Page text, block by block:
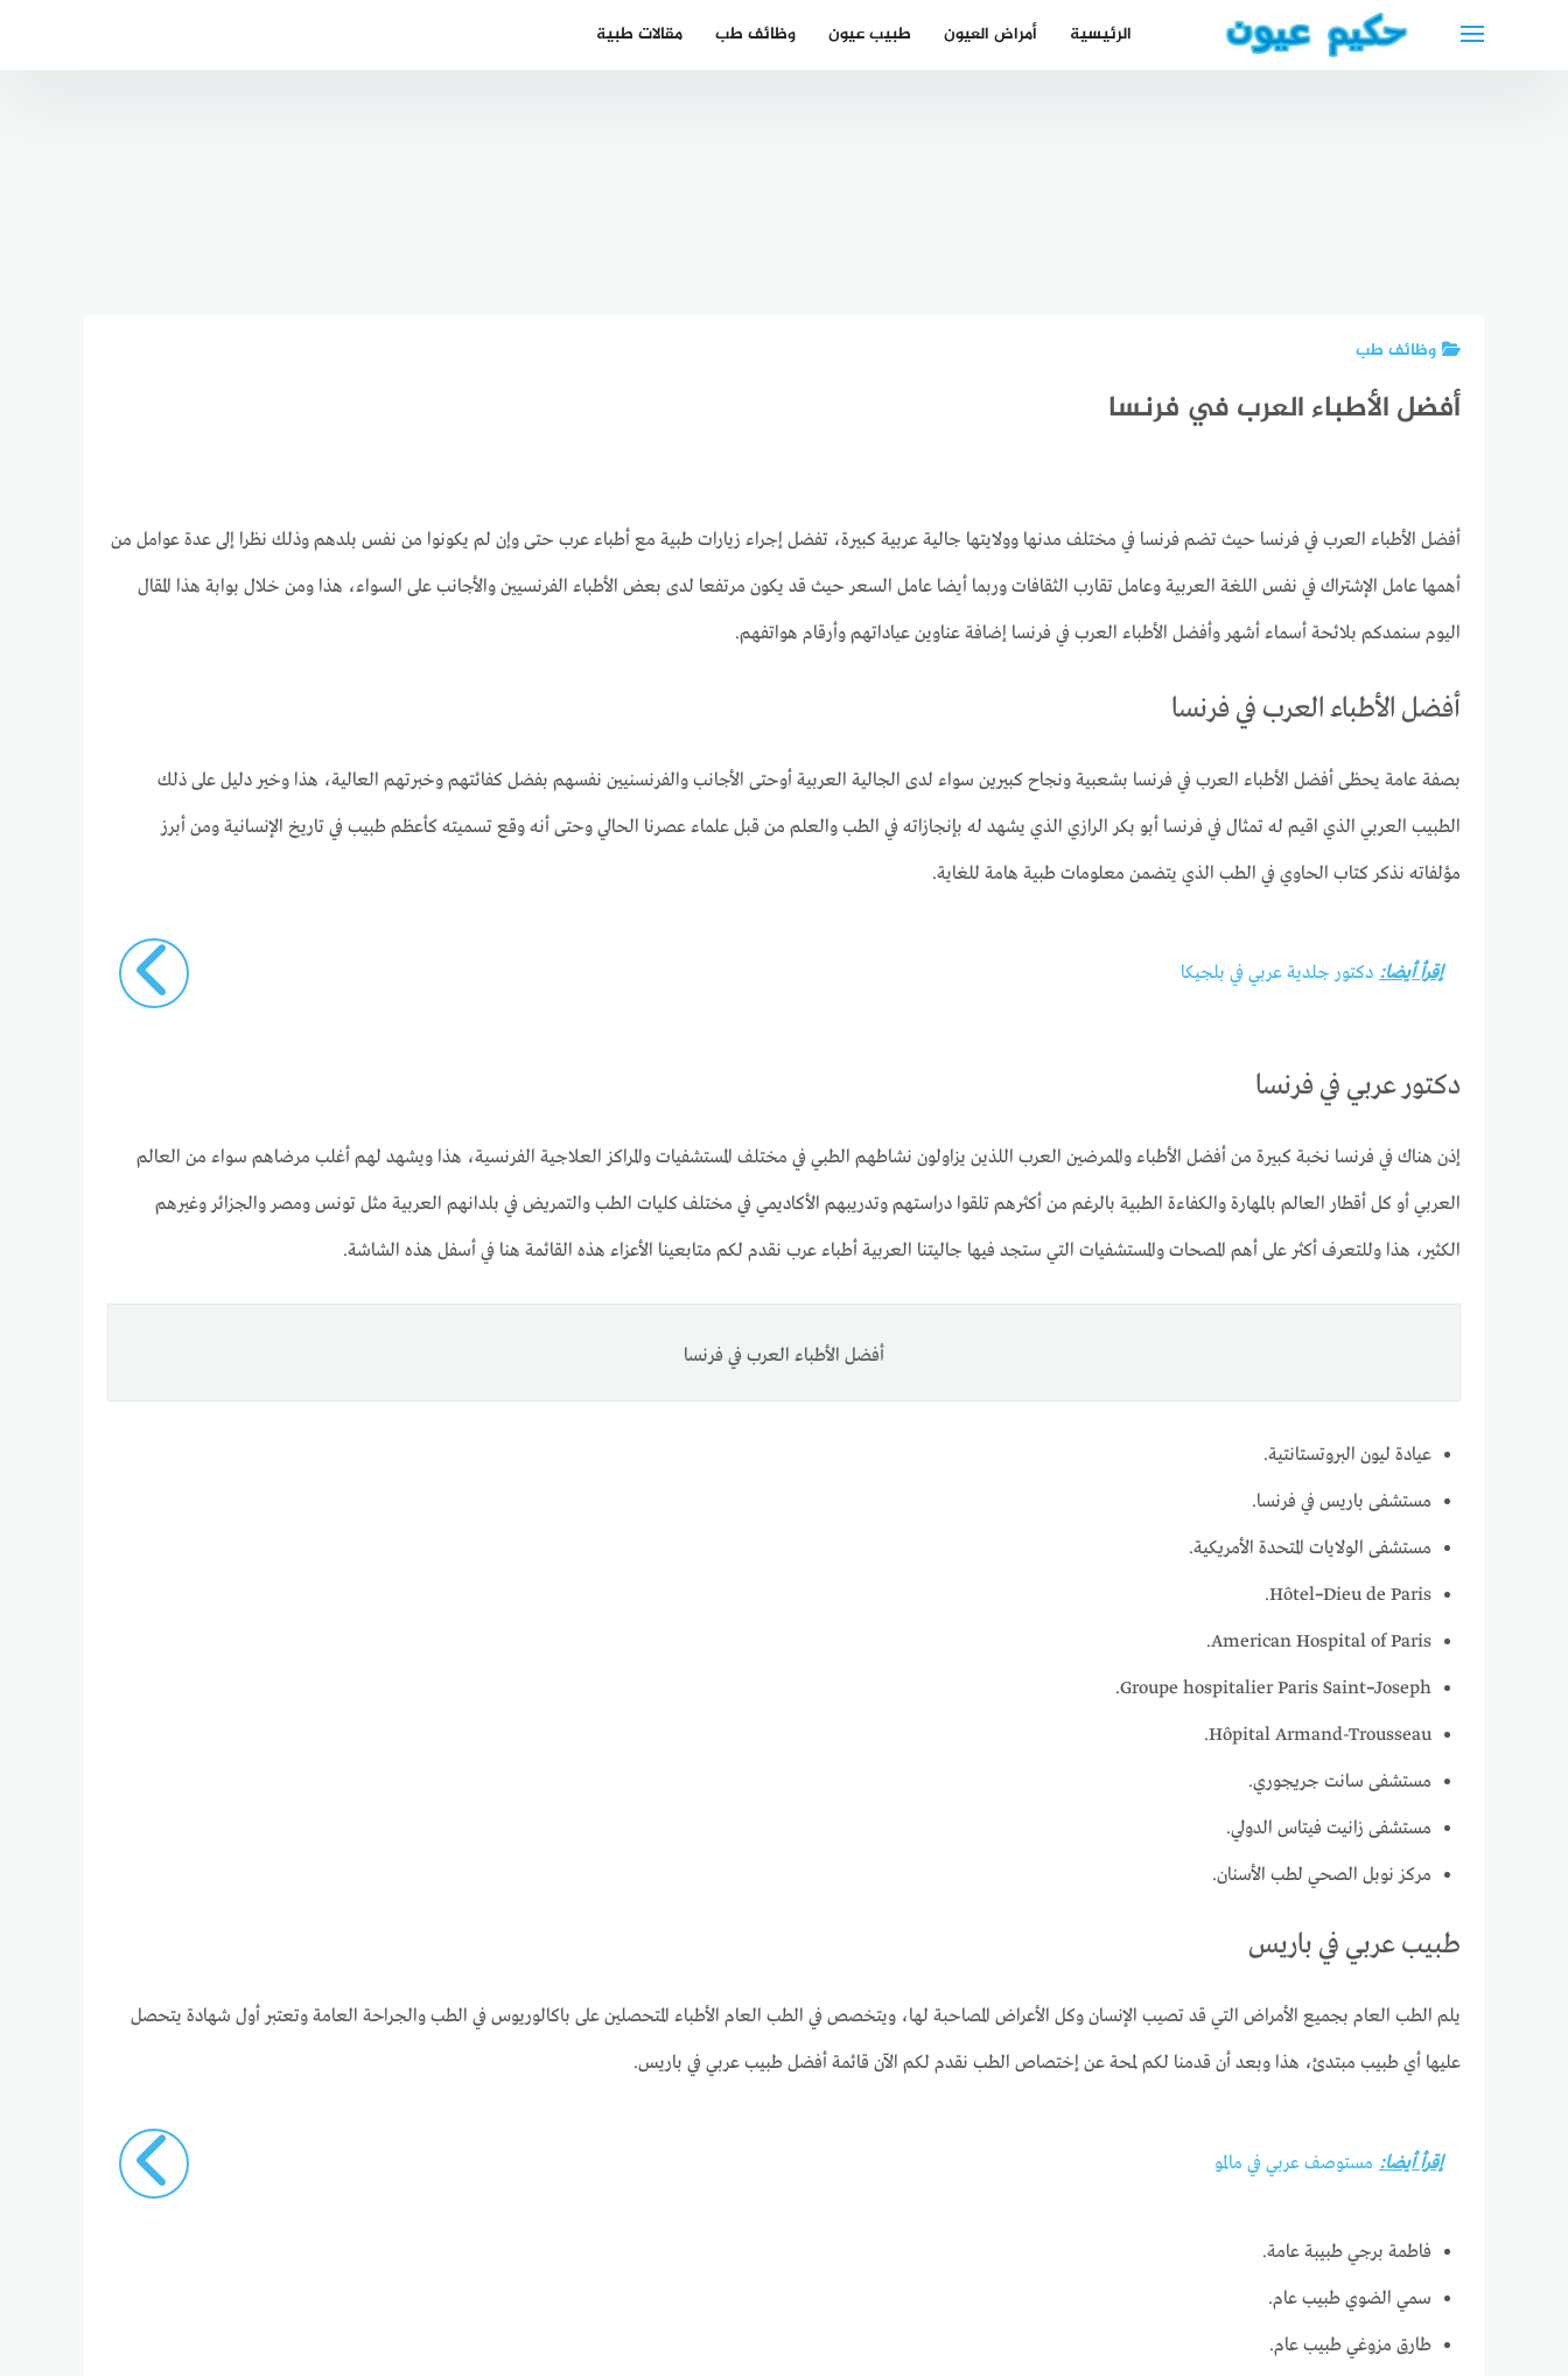
الرئيسية أمراض العيون طبيب عيون وظائف طب مقالات طبية
وظائف طب
أفضل الأطباء العرب في فرنسا
أفضل الأطباء العرب في فرنسا حيث تضم فرنسا في مختلف مدنها وولايتها جالية عربية كبيرة، تفضل إجراء زيارات طبية مع أطباء عرب حتى وإن لم يكونوا من نفس بلدهم وذلك نظرا إلى عدة عوامل من
أهمها عامل الإشتراك في نفس اللغة العربية وعامل تقارب الثقافات وربما أيضا عامل السعر حيث قد يكون مرتفعا لدى بعض الأطباء الفرنسيين والأجانب على السواء، هذا ومن خلال بوابة هذا المقال
اليوم سنمدكم بلائحة أسماء أشهر وأفضل الأطباء العرب في فرنسا إضافة عناوين عياداتهم وأرقام هواتفهم.
أفضل الأطباء العرب في فرنسا
بصفة عامة يحظى أفضل الأطباء العرب في فرنسا بشعبية ونجاح كبيرين سواء لدى الجالية العربية أوحتى الأجانب والفرنسنيين نفسهم بفضل كفائتهم وخبرتهم العالية، هذا وخير دليل على ذلك
الطبيب العربي الذي اقيم له تمثال في فرنسا أبو بكر الرازي الذي يشهد له بإنجازاته في الطب والعلم من قبل علماء عصرنا الحالي وحتى أنه وقع تسميته كأعظم طبيب في تاريخ الإنسانية ومن أبرز
مؤلفاته نذكر كتاب الحاوي في الطب الذي يتضمن معلومات طبية هامة للغاية.
إقرأ أيضا: دكتور جلدية عربي في بلجيكا
دكتور عربي في فرنسا
إذن هناك في فرنسا نخبة كبيرة من أفضل الأطباء والممرضين العرب اللذين يزاولون نشاطهم الطبي في مختلف المستشفيات والمراكز العلاجية الفرنسية، هذا ويشهد لهم أغلب مرضاهم سواء من العالم
العربي أو كل أقطار العالم بالمهارة والكفاءة الطبية بالرغم من أكثرهم تلقوا دراستهم وتدريبهم الأكاديمي في مختلف كليات الطب والتمريض في بلدانهم العربية مثل تونس ومصر والجزائر وغيرهم
الكثير، هذا وللتعرف أكثر على أهم المصحات والمستشفيات التي ستجد فيها جاليتنا العربية أطباء عرب نقدم لكم متابعينا الأعزاء هذه القائمة هنا في أسفل هذه الشاشة.
أفضل الأطباء العرب في فرنسا
عيادة ليون البروتستانتية.
مستشفى باريس في فرنسا.
مستشفى الولايات المتحدة الأمريكية.
Hôtel–Dieu de Paris.
American Hospital of Paris.
Groupe hospitalier Paris Saint–Joseph.
Hôpital Armand-Trousseau.
مستشفى سانت جريجوري.
مستشفى زانيت فيتاس الدولي.
مركز نوبل الصحي لطب الأسنان.
طبيب عربي في باريس
يلم الطب العام بجميع الأمراض التي قد تصيب الإنسان وكل الأعراض المصاحبة لها، ويتخصص في الطب العام الأطباء المتحصلين على باكالوريوس في الطب والجراحة العامة وتعتبر أول شهادة يتحصل
عليها أي طبيب مبتدئ، هذا وبعد أن قدمنا لكم لمحة عن إختصاص الطب نقدم لكم الآن قائمة أفضل طبيب عربي في باريس.
إقرأ أيضا: مستوصف عربي في مالمو
فاطمة برجي طبيبة عامة.
سمي الضوي طبيب عام.
طارق مزوغي طبيب عام.